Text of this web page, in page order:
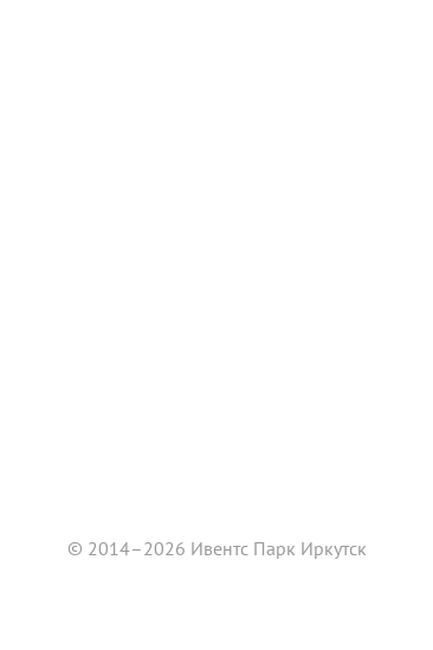
© 2014–2026 Ивентс Парк Иркутск